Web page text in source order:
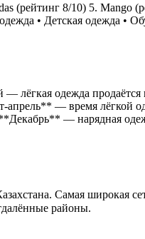
(рейтинг 8/10) 5. Mango
• Детская одежда •
лёгкая одежда продаётся
апрель** — время лёгкой
— нарядная
Самая широкая
районы.